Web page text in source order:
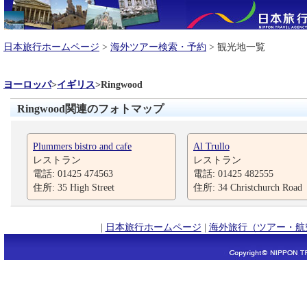
日本旅行ホームページ > 海外ツアー検索・予約 > 観光地一覧
ヨーロッパ>イギリス>Ringwood
Ringwood関連のフォトマップ
Plummers bistro and cafe
レストラン
電話: 01425 474563
住所: 35 High Street
Al Trullo
レストラン
電話: 01425 482555
住所: 34 Christchurch Road
| 日本旅行ホームページ | 海外旅行（ツアー・航